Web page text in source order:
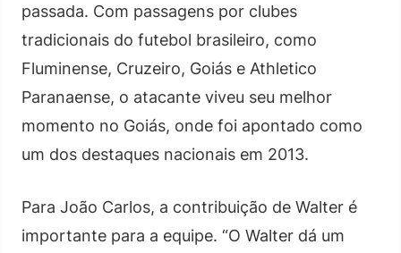
passada. Com passagens por clubes
tradicionais do futebol brasileiro, como
Fluminense, Cruzeiro, Goiás e Athletico
Paranaense, o atacante viveu seu melhor
momento no Goiás, onde foi apontado como
um dos destaques nacionais em 2013.
Para João Carlos, a contribuição de Walter é
importante para a equipe. “O Walter dá um